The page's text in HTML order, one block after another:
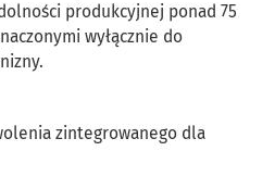
produkcyjnej ponad 75
wyłącznie do
zintegrowanego dla